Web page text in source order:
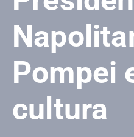
Pompei
cultura